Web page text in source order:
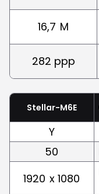
16,7 M
282 ppp
Stellar-M6E
Y
50
1920 x 1080